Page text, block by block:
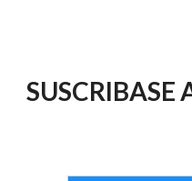
SUSCRIBASE